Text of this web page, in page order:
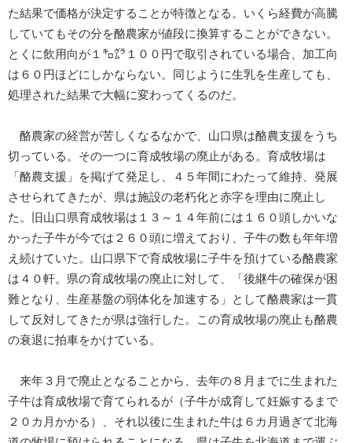
た結果で価格が決定することが特徴となる。いくら経費が高騰
していてもその分を酪農家が値段に換算することができない。
とくに飲用向が１㌔㌘１００円で取引されている場合、加工向
は６０円ほどにしかならない。同じように生乳を生産しても、
処理された結果で大幅に変わってくるのだ。
酪農家の経営が苦しくなるなかで、山口県は酪農支援をうち
切っている。その一つに育成牧場の廃止がある。育成牧場は
「酪農支援」を掲げて発足し、４５年間にわたって維持、発展
させられてきたが、県は施設の老朽化と赤字を理由に廃止し
た。旧山口県育成牧場は１３～１４年前には１６０頭しかいな
かった子牛が今では２６０頭に増えており、子牛の数も年年増
え続けていた。山口県下で育成牧場に子牛を預けている酪農家
は４０軒。県の育成牧場の廃止に対して、「後継牛の確保が困
難となり、生産基盤の弱体化を加速する」として酪農家は一貫
して反対してきたが県は強行した。この育成牧場の廃止も酪農
の衰退に拍車をかけている。
来年３月で廃止となることから、去年の８月までに生まれた
子牛は育成牧場で育てられるが（子牛が成育して妊娠するまで
２０カ月かかる）、それ以後に生まれた牛は６カ月過ぎて北海